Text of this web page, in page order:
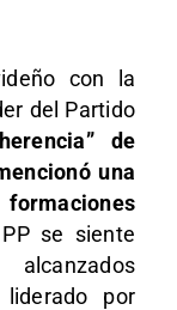
con la
del Partido
de
una
se siente
por